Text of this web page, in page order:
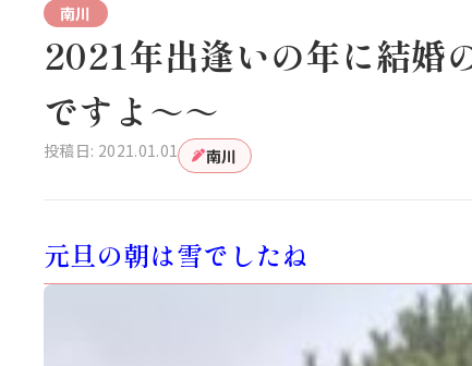
南川
2021年出逢いの年に結婚
ですよ～～
投稿日: 2021.01.01 南川
元旦の朝は雪でしたね